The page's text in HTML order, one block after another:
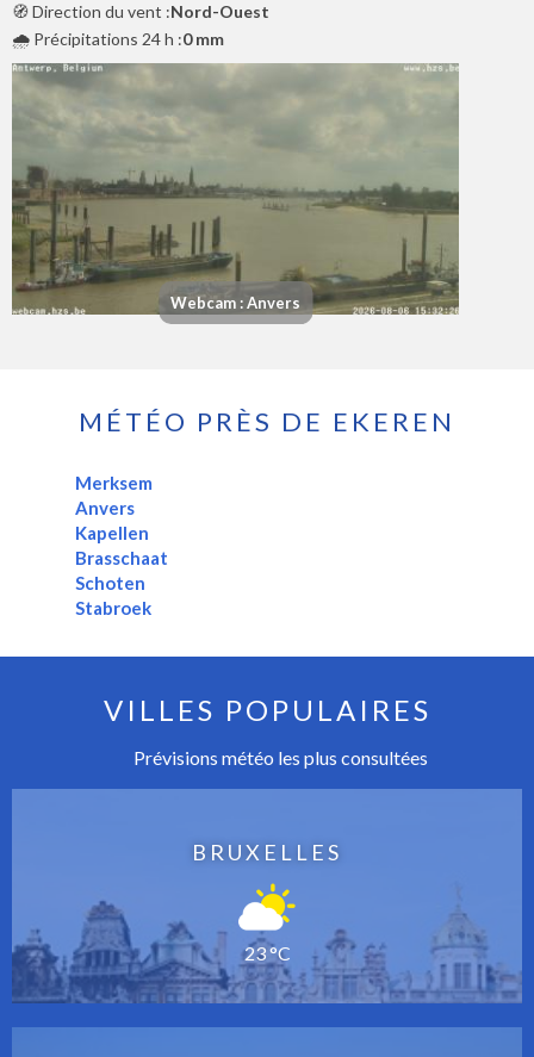
🧭 Direction du vent :Nord-Ouest
🌧️ Précipitations 24 h :0 mm
Webcam : Anvers
MÉTÉO PRÈS DE EKEREN
Merksem
Anvers
Kapellen
Brasschaat
Schoten
Stabroek
VILLES POPULAIRES
Prévisions météo les plus consultées
BRUXELLES
23 °C